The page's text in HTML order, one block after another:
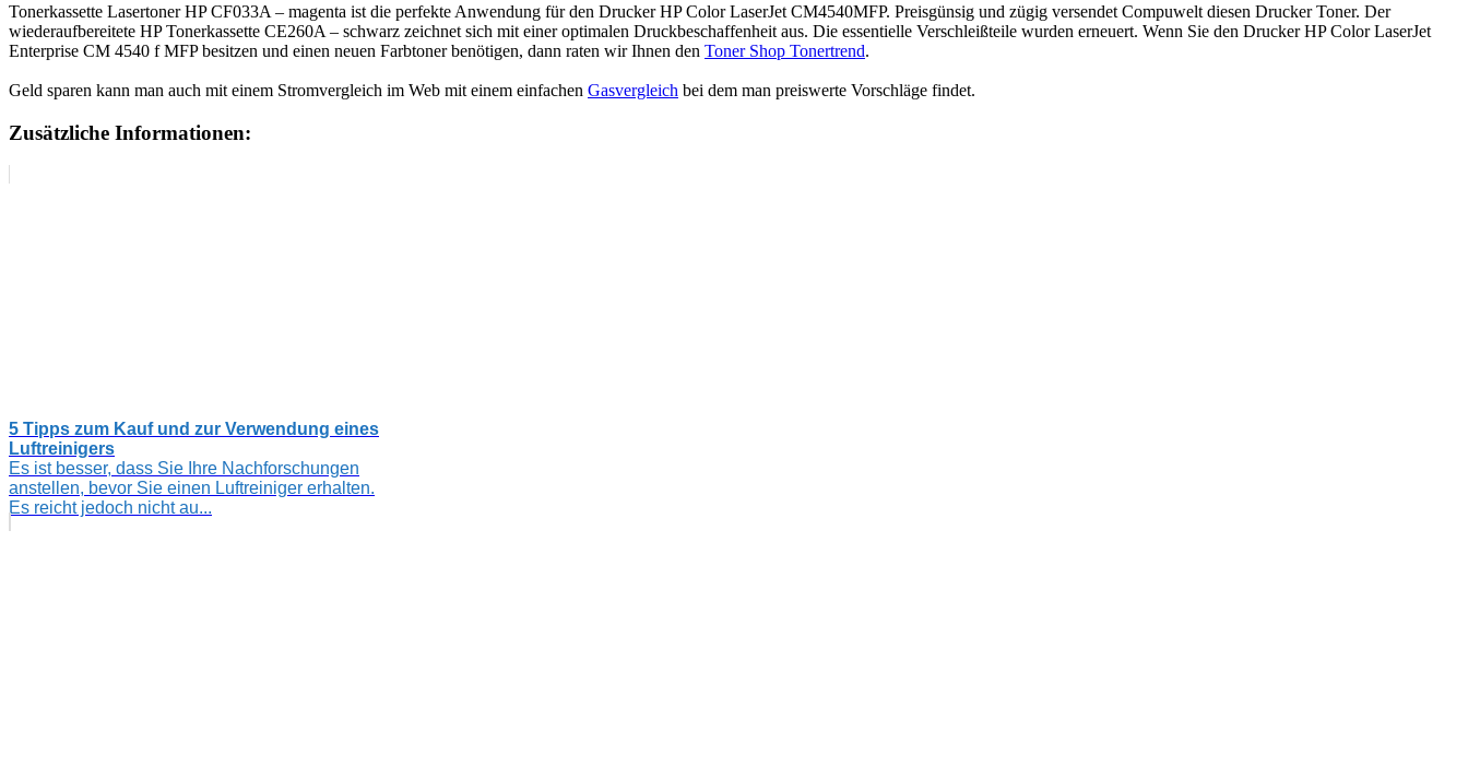
Tonerkassette Lasertoner HP CF033A – magenta ist die perfekte Anwendung für den Drucker HP Color LaserJet CM4540MFP. Preisgünsig und zügig versendet Compuwelt diesen Drucker Toner. Der
wiederaufbereitete HP Tonerkassette CE260A – schwarz zeichnet sich mit einer optimalen Druckbeschaffenheit aus. Die essentielle Verschleißteile wurden erneuert. Wenn Sie den Drucker HP Color LaserJet
Enterprise CM 4540 f MFP besitzen und einen neuen Farbtoner benötigen, dann raten wir Ihnen den Toner Shop Tonertrend.
Geld sparen kann man auch mit einem Stromvergleich im Web mit einem einfachen Gasvergleich bei dem man preiswerte Vorschläge findet.
Zusätzliche Informationen:
5 Tipps zum Kauf und zur Verwendung eines
Luftreinigers
Es ist besser, dass Sie Ihre Nachforschungen
anstellen, bevor Sie einen Luftreiniger erhalten.
Es reicht jedoch nicht au...